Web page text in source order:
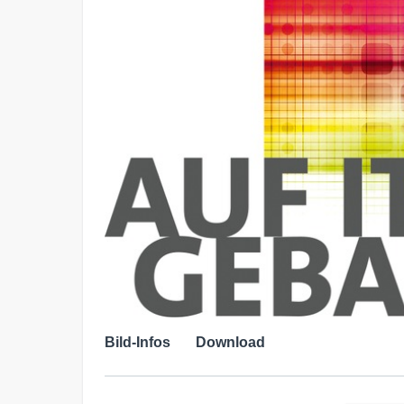
Bild-Infos Download